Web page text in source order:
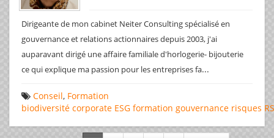
Dirigeante de mon cabinet Neiter Consulting spécialisé en
gouvernance et relations actionnaires depuis 2003, j'ai
auparavant dirigé une affaire familiale d'horlogerie- bijouterie
ce qui explique ma passion pour les entreprises fa...
Conseil, Formation
biodiversité corporate ESG formation gouvernance risques